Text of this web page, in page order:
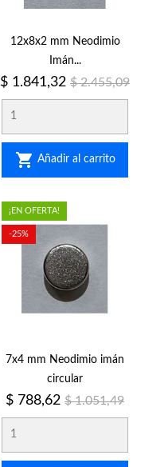
12x8x2 mm Neodimio
Imán...
Precio
$ 1.841,32 Precio
regular
$ 2.455,09
 Añadir al carrito
7x4 mm Neodimio imán
circular
Precio
$ 788,62 Precio
regular
$ 1.051,49
¡EN OFERTA!
-25%